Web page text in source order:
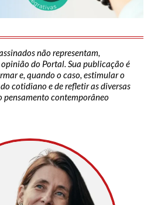
não representam,
do Portal. Sua publicação é
e, quando o caso, estimular o
cotidiano e de refletir as diversas
pensamento contemporâneo